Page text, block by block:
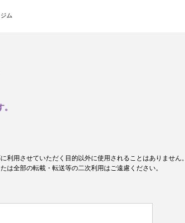
ム
利用させていただく目的以外に使用されることはありません。
は全部の転載・転送等の二次利用はご遠慮ください。